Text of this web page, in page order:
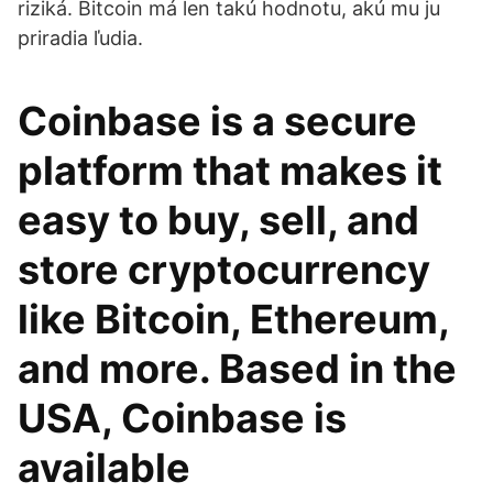
riziká. Bitcoin má len takú hodnotu, akú mu ju
priradia ľudia.
Coinbase is a secure
platform that makes it
easy to buy, sell, and
store cryptocurrency
like Bitcoin, Ethereum,
and more. Based in the
USA, Coinbase is
available